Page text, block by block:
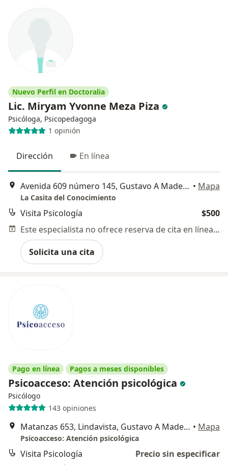
Nuevo Perfil en Doctoralia
Lic. Miryam Yvonne Meza Piza
Psicóloga, Psicopedagoga
1 opinión
Dirección En línea
Avenida 609 número 145, Gustavo A Madero • Mapa
La Casita del Conocimiento
Visita Psicología
$500
Este especialista no ofrece reserva de cita en línea en esta dirección.
Solicita una cita
Pago en línea Pagos a meses disponibles
Psicoacceso: Atención psicológica
Psicólogo
143 opiniones
Matanzas 653, Lindavista, Gustavo A Madero • Mapa
Psicoacceso: Atención psicológica
Visita Psicología
Precio sin especificar